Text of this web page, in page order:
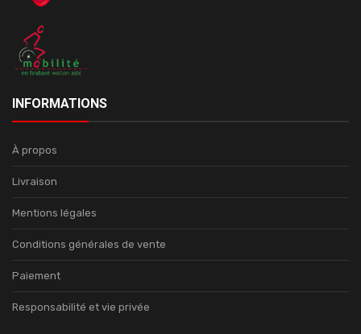
INFORMATIONS
À propos
Livraison
Mentions légales
Conditions générales de vente
Paiement
Responsabilité et vie privée